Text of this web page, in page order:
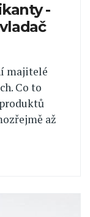
-
majitelé
Co to
až